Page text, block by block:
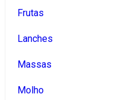
Frutas
Lanches
Massas
Molho